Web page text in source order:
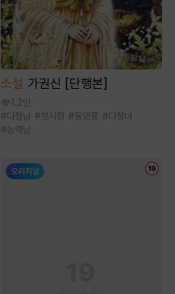
소설 가권신 [단행본]
1.2만
#다정남 #첫사랑 #동양풍 #다정녀
#능력남